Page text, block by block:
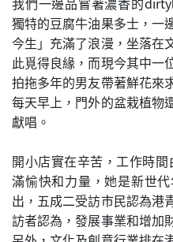
獨特的豆腐牛油果多士，一
今生」充滿了浪漫，坐落在
此覓得良緣，而現今其中一
拍拖多年的男友帶著鮮花來
每天早上，門外的盆栽植物
獻唱。
開小店實在辛苦，工作時
滿愉快和力量，她是新世
出，五成二受訪市民認為港
訪者認為，發展事業和增加